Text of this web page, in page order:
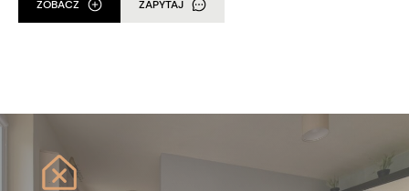
ZOBACZ ZAPYTAJ